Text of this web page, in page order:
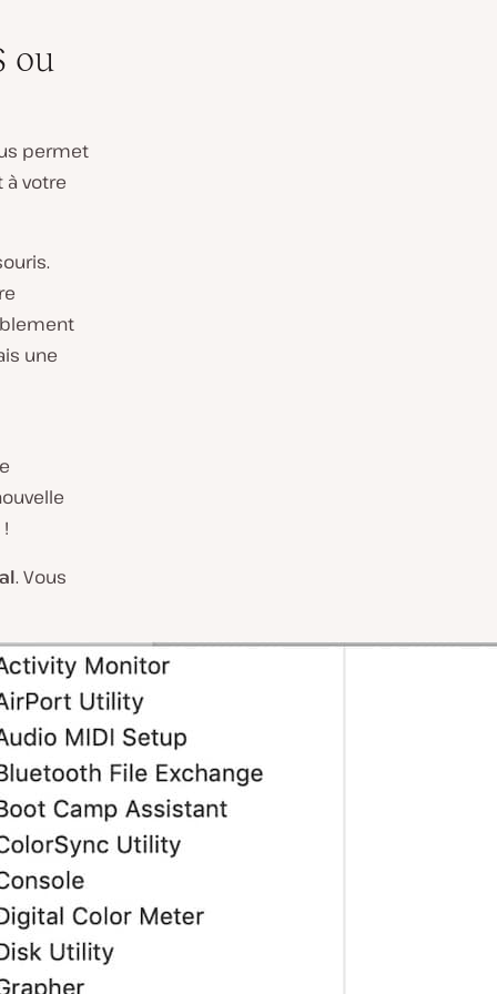
ou
permet
à votre
une
. Vous